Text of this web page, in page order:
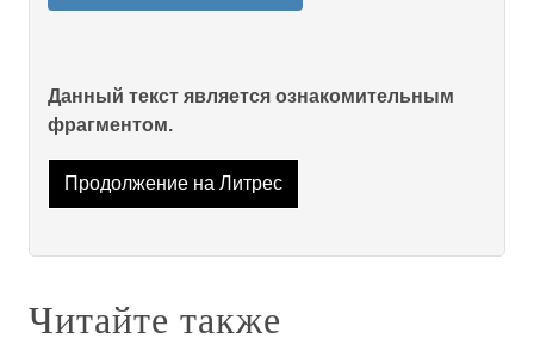
Данный текст является ознакомительным
фрагментом.
Продолжение на Литрес
Читайте также